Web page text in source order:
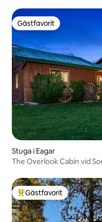
Gästfavorit
Gästfavorit
Stuga i Eagar
The Overlook Cabin vid
Populär gästfavorit
Gästfavorit